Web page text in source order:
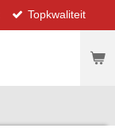
Topkwaliteit